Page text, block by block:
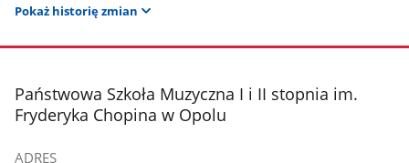
Pokaż historię zmian
stopka
Państwowa Szkoła Muzyczna I i II stopnia im.
Fryderyka Chopina w Opolu
ADRES